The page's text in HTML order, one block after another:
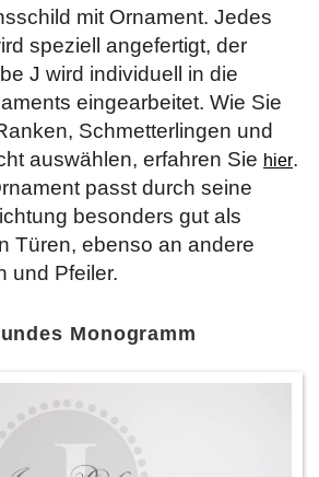
mit Ornament. Jedes
speziell angefertigt, der
J wird individuell in die
eingearbeitet. Wie Sie
Schmetterlingen und
auswählen, erfahren Sie hier.
passt durch seine
besonders gut als
Türen, ebenso an andere
und Pfeiler.
Monogramm